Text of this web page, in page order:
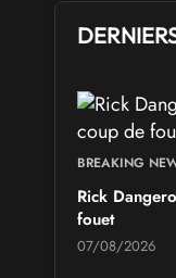
BREAKING
Rick
fouet
07/08/2026